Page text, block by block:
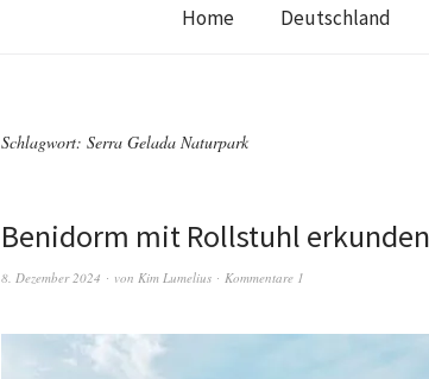
Home Deutschland
Schlagwort: Serra Gelada Naturpark
Benidorm mit Rollstuhl erkunden
8. Dezember 2024 von Kim Lumelius Kommentare 1